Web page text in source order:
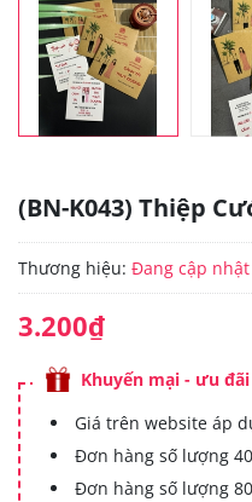
(BN-K043) Thiệp
Thương hiệu: Đang cập nhật
3.200₫
Khuyến mại - ưu đãi
Giá trên website áp
Đơn hàng số lượng
Đơn hàng số lượng